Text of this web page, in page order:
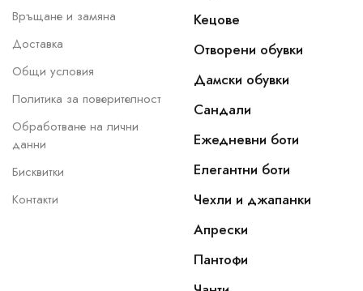
Връщане и замяна
Доставка
Общи условия
Политика за поверителност
Обработване на лични
данни
Бисквитки
Контакти
Кецове
Отворени обувки
Дамски обувки
Сандали
Ежедневни боти
Елегантни боти
Чехли и джапанки
Апрески
Пантофи